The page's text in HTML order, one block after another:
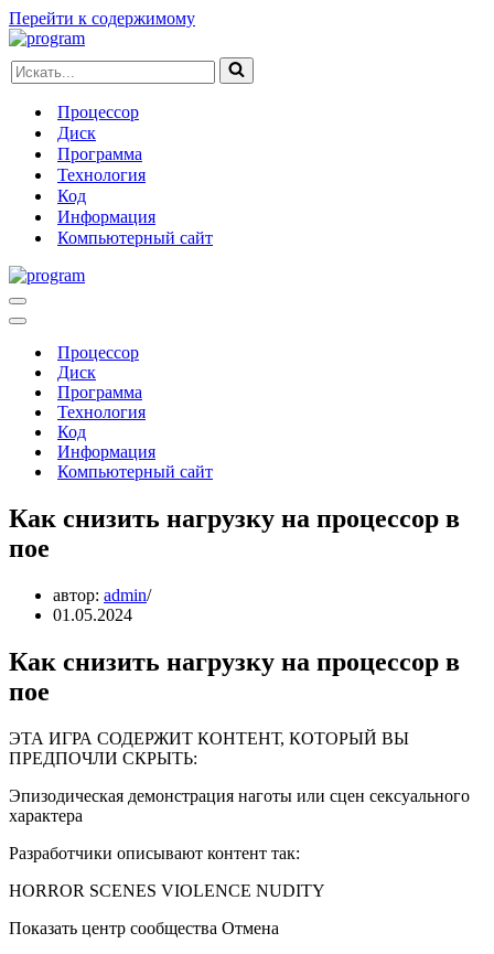
Перейти к содержимому
Искать...
Процессор
Диск
Программа
Технология
Код
Информация
Компьютерный сайт
Меню
навигации
Меню
навигацииПроцессор
Диск
Программа
Технология
Код
Информация
Компьютерный сайт
Как снизить нагрузку на процессор в
пое
автор: admin
01.05.2024
Как снизить нагрузку на процессор в
пое
ЭТА ИГРА СОДЕРЖИТ КОНТЕНТ, КОТОРЫЙ ВЫ
ПРЕДПОЧЛИ СКРЫТЬ:
Эпизодическая демонстрация наготы или сцен сексуального
характера
Разработчики описывают контент так:
HORROR SCENES VIOLENCE NUDITY
Показать центр сообщества Отмена